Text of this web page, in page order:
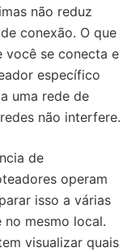
não reduz
conexão. O que
você se conecta e
específico
uma rede de
não interfere.
de
operam
isso a várias
no mesmo local.
visualizar quais